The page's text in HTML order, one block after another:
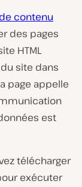
contenu
des pages
HTML
site dans
page appelle
est
télécharger
exécuter